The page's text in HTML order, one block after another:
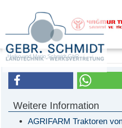
Heiko und Mario Schmidt GbR
Weitere Information
AGRIFARM Traktoren